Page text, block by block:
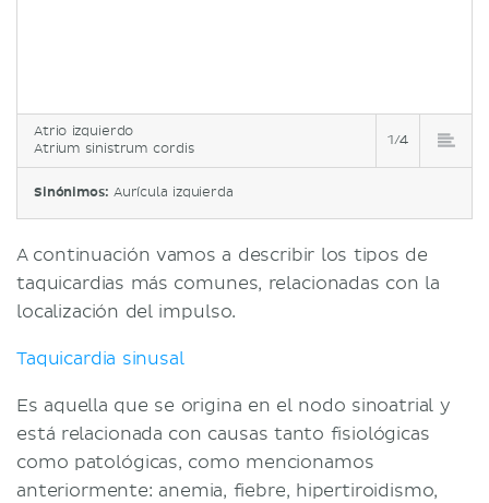
Atrio izquierdo
Atrium sinistrum cordis
1/4
Sinónimos: Aurícula izquierda
A continuación vamos a describir los tipos de
taquicardias más comunes, relacionadas con la
localización del impulso.
Taquicardia sinusal
Es aquella que se origina en el nodo sinoatrial y
está relacionada con causas tanto fisiológicas
como patológicas, como mencionamos
anteriormente: anemia, fiebre, hipertiroidismo,